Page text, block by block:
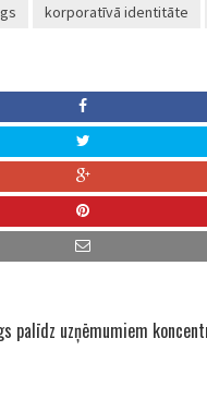
korporatīvā identitāte
palīdz uzņēmumiem